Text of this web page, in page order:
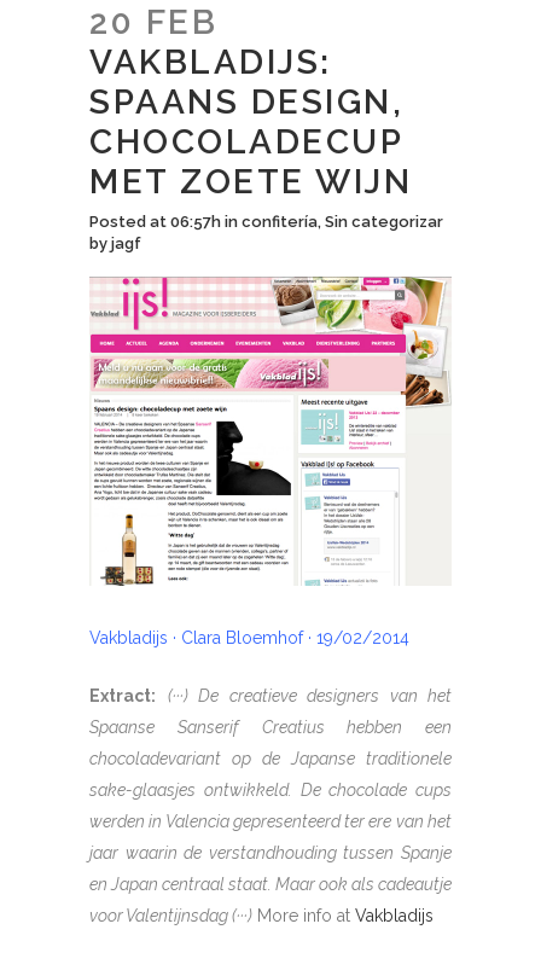
20 FEB
VAKBLADIJS:
SPAANS DESIGN,
CHOCOLADECUP
MET ZOETE WIJN
Posted at 06:57h in confitería, Sin categorizar
by jagf
Vakbladijs · Clara Bloemhof · 19/02/2014
Extract:
(···) De creatieve designers van het
Spaanse Sanserif Creatius hebben een
chocoladevariant op de Japanse traditionele
sake-glaasjes ontwikkeld. De chocolade cups
werden in Valencia gepresenteerd ter ere van het
jaar waarin de verstandhouding tussen Spanje
en Japan centraal staat. Maar ook als cadeautje
voor Valentijnsdag (···) More info at Vakbladijs